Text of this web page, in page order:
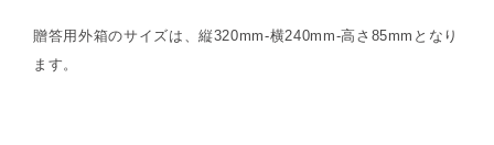
贈答用外箱のサイズは、縦320mm-横240mm-高さ85mmとなり
ます。